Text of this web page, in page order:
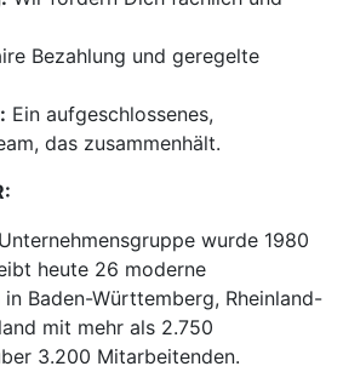
Bezahlung und geregelte
Ein aufgeschlossenes,
das zusammenhält.
wurde 1980
heute 26 moderne
Baden-Württemberg, Rheinland-
mit mehr als 2.750
3.200 Mitarbeitenden.